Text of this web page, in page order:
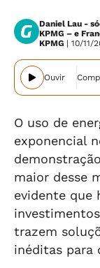
Daniel Lau -
KPMG – e
KPMG | 10/11/
Ouvir
O uso de
exponencial
maior desse
evidente que
trazem
inéditas para